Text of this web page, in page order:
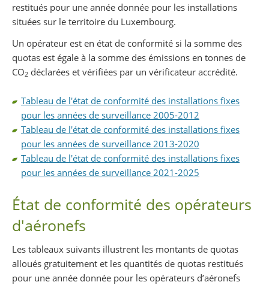
restitués pour une année donnée pour les installations
situées sur le territoire du Luxembourg.
Un opérateur est en état de conformité si la somme des
quotas est égale à la somme des émissions en tonnes de
CO2 déclarées et vérifiées par un vérificateur accrédité.
Tableau de l'état de conformité des installations fixes
pour les années de surveillance 2005-2012
Tableau de l'état de conformité des installations fixes
pour les années de surveillance 2013-2020
Tableau de l'état de conformité des installations fixes
pour les années de surveillance 2021-2025
État de conformité des opérateurs
d'aéronefs
Les tableaux suivants illustrent les montants de quotas
alloués gratuitement et les quantités de quotas restitués
pour une année donnée pour les opérateurs d’aéronefs